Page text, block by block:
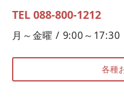
TEL 088-800-1212
月～金曜 / 9:00～17:30
各種